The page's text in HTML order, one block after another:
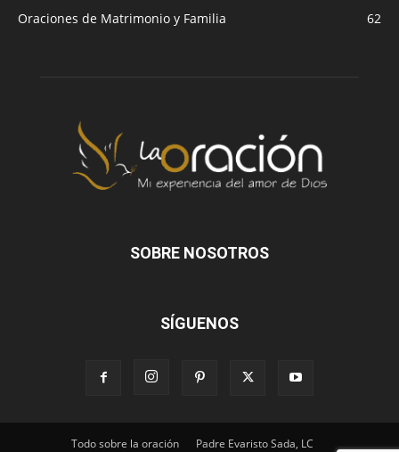
Oraciones de Matrimonio y Familia
62
SOBRE NOSOTROS
SÍGUENOS
Todo sobre la oración Padre Evaristo Sada, LC